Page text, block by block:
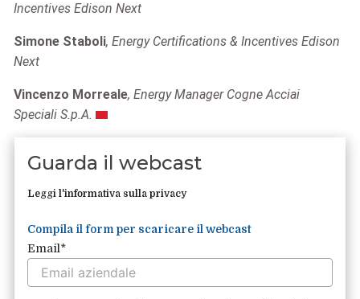
Incentives Edison Next
Simone Staboli, Energy Certifications & Incentives Edison
Next
Vincenzo Morreale, Energy Manager Cogne Acciai
Speciali S.p.A.
Guarda il webcast
Leggi l'informativa sulla privacy
Compila il form per scaricare il webcast
Email *